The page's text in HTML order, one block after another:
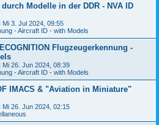
Modelle in der DDR - NVA ID
Mi 3. Jul 2024, 09:55
- Aircraft ID - with Models
Flugzeugerkennung -
Mi 26. Jun 2024, 08:39
- Aircraft ID - with Models
IMACS & "Aviation in Miniature"
Mi 26. Jun 2024, 02:15